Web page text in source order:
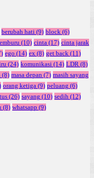
berubah hati (9) block (6)
(10) cinta (17) cinta jarak
ego (14) ex (8) get back (11)
(24) komunikasi (14) LDR (8)
(8) masa depan (7) masih sayang
orang ketiga (9) peluang (6)
(26) sayang (10) sedih (12)
(8) whatsapp (9)